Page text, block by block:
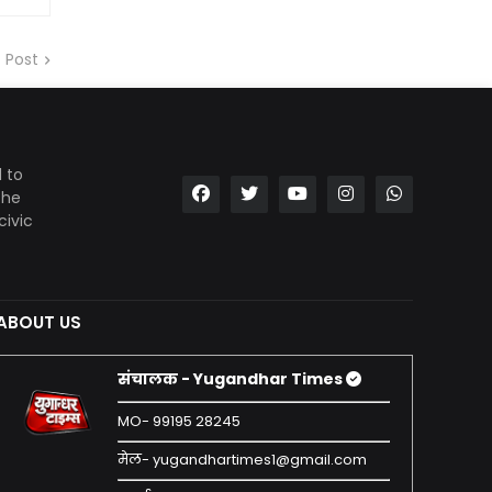
Post
to
US
संचालक - Yugandhar Times
MO- 99195 28245
मेल- yugandhartimes1@gmail.com